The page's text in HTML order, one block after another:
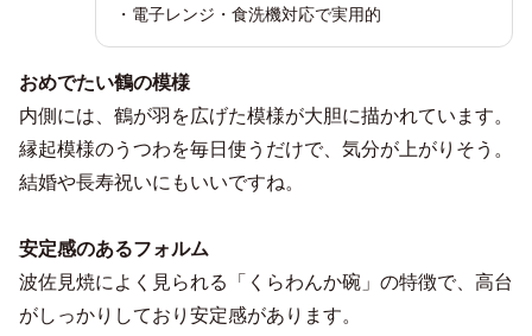
・電子レンジ・食洗機対応で実用的
おめでたい鶴の模様
内側には、鶴が羽を広げた模様が大胆に描かれています。
縁起模様のうつわを毎日使うだけで、気分が上がりそう。
結婚や長寿祝いにもいいですね。
安定感のあるフォルム
波佐見焼によく見られる「くらわんか碗」の特徴で、高台
がしっかりしており安定感があります。